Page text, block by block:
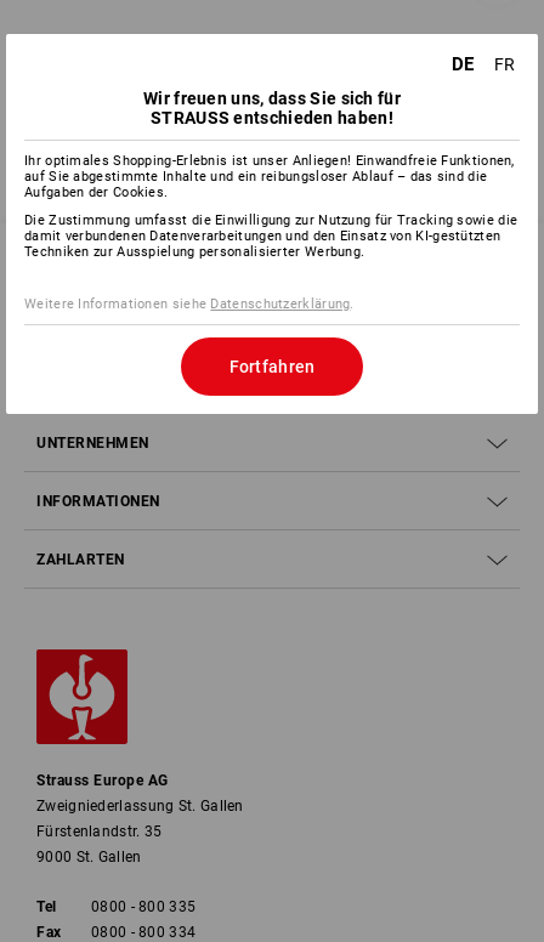
SERVICE 0800 - 800 335
UNTERNEHMEN
INFORMATIONEN
ZAHLARTEN
Strauss Europe AG
Zweigniederlassung St. Gallen
Fürstenlandstr. 35
9000 St. Gallen
Tel
0800 - 800 335
Fax
0800 - 800 334
DE
FR
Wir freuen uns, dass Sie sich für
STRAUSS entschieden haben!
Ihr optimales Shopping-Erlebnis ist unser Anliegen! Einwandfreie Funktionen,
auf Sie abgestimmte Inhalte und ein reibungsloser Ablauf – das sind die
Aufgaben der Cookies.
Die Zustimmung umfasst die Einwilligung zur Nutzung für Tracking sowie die
damit verbundenen Datenverarbeitungen und den Einsatz von KI-gestützten
Techniken zur Ausspielung personalisierter Werbung.
Weitere Informationen siehe Datenschutzerklärung
Fortfahren